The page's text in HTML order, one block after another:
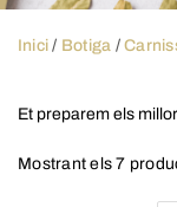
Inici / Botiga /
Et preparem els
Mostrant els 7